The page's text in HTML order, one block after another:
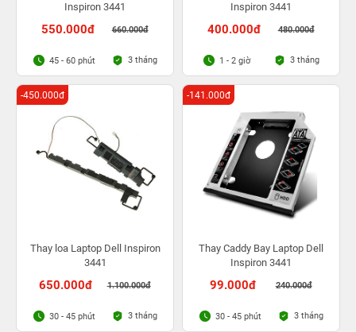
Inspiron 3441
550.000đ 660.000đ
45 - 60 phút 3 tháng
Inspiron 3441
400.000đ 480.000đ
1 - 2 giờ 3 tháng
Thay loa Laptop Dell Inspiron
3441
650.000đ 1.100.000đ
-450.000đ
30 - 45 phút 3 tháng
Thay Caddy Bay Laptop Dell
Inspiron 3441
99.000đ 240.000đ
-141.000đ
30 - 45 phút 3 tháng